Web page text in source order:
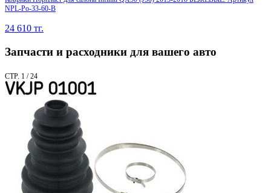
NPL-Po-33-60-B
24 610 тг.
Запчасти и расходники для вашего авто
СТР. 1 / 24